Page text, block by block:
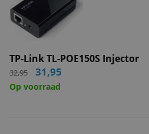
TP-Link TL-POE150S Injector
32,95 31,95
Op voorraad